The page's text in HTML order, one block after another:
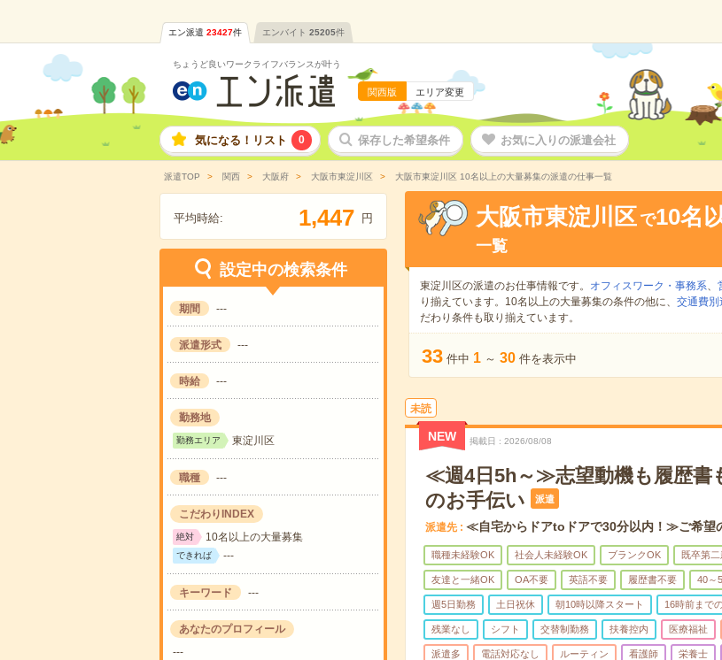
エン派遣 23427件 エンバイト 25205件
ちょうど良いワークライフバランスが叶う
関西版 エリア変更
気になる！リスト 0 保存した希望条件 お気に入りの派遣会社
派遣TOP 関西 大阪府 大阪市東淀川区 大阪市東淀川区 10名以上の大量募集の派遣の仕事一覧
平均時給: 1,447 円
設定中の検索条件
期間 ---
派遣形式 ---
時給 ---
勤務地
勤務エリア 東淀川区
職種 ---
こだわりINDEX
絶対 10名以上の大量募集
できれば ---
キーワード ---
あなたのプロフィール
---
大阪市東淀川区 で10名
一覧
東淀川区の派遣のお仕事情報です。 オフィスワーク・事務系、
り揃えています。10名以上の大量募集の条件の他に、 交通費別
だわり条件も取り揃えています。
33 件中 1 ～ 30 件を表示中
未読
NEW 掲載日 2026/08/08
≪週4日5h～≫志望動機も履歴書
のお手伝い
派遣
派遣先 ≪自宅からドアtoドアで30分以内！≫ご希望
職種未経験OK 社会人未経験OK ブランクOK 既卒第
友達と一緒OK OA不要 英語不要 履歴書不要 40～
週5日勤務 土日祝休 朝10時以降スタート 16時前まで
残業なし シフト 交替制勤務 扶養控内 医療福祉
派遣多 電話対応なし ルーティン 看護師 栄養士